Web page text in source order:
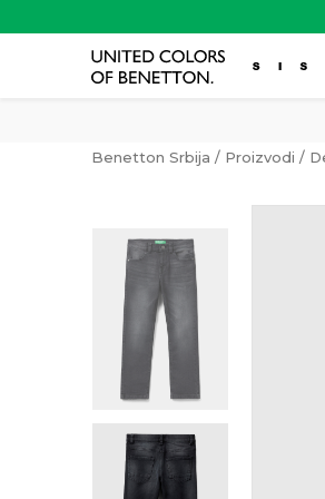
Benetton Srbija Proizvodi